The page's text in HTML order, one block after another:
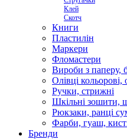
Клей
Скотч
Книги
Пластилін
Маркери
Фломастери
Вироби з паперу,
Олівці кольорові,
Ручки, стрижні
Шкільні зошити,
Рюкзаки, ранці
Фарби, гуаш,
Бренди